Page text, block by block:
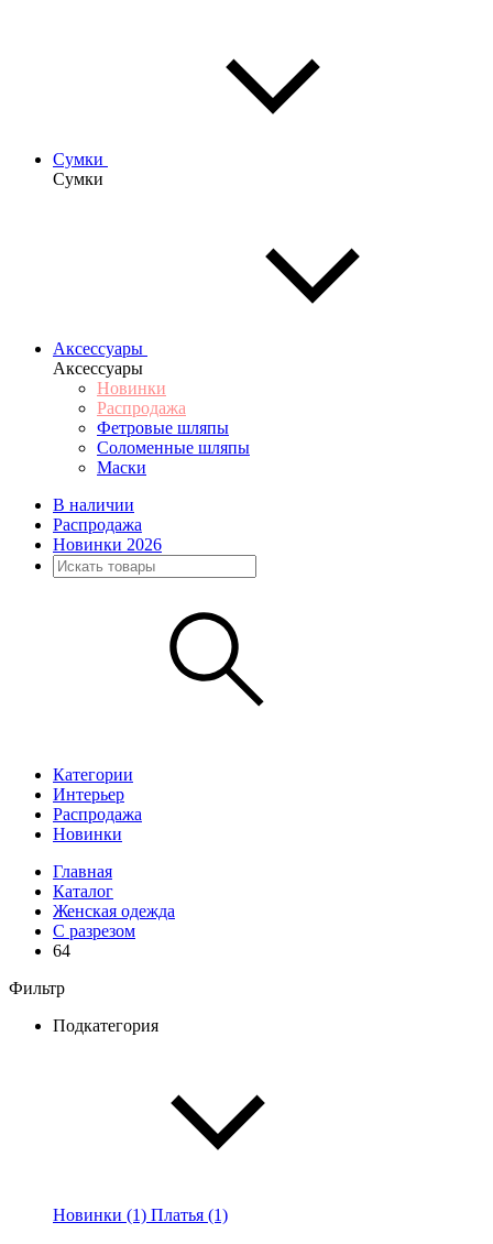
Сумки
Сумки
Аксессуары
Аксессуары
Новинки
Распродажа
Фетровые шляпы
Соломенные шляпы
Маски
В наличии
Распродажа
Новинки 2026
Категории
Интерьер
Распродажа
Новинки
Главная
Каталог
Женская одежда
С разрезом
64
Фильтр
Подкатегория
Новинки (1) Платья (1)